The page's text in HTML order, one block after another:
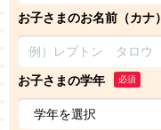
お子さまのお名前（カナ）
お子さまの学年 必須